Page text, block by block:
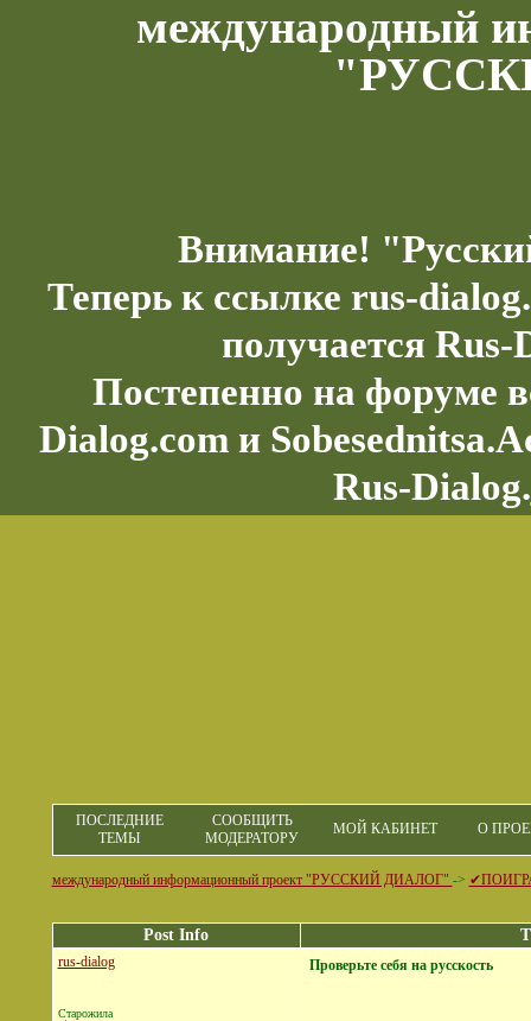
международный
Внимание!
Теперь к ссылке rus-
получается Rus-
Постепенно на форуме
Dialog.com и
Rus-Dialog.
ПОСЛЕДНИЕ
ТЕМЫ
СООБЩИТЬ
МОДЕРАТОРУ
МОЙ КАБИНЕТ О
международный информационный проект "РУССКИЙ ДИАЛОГ" ->
Post Info
rus-dialog
Старожила
Проверьте себя на русскость